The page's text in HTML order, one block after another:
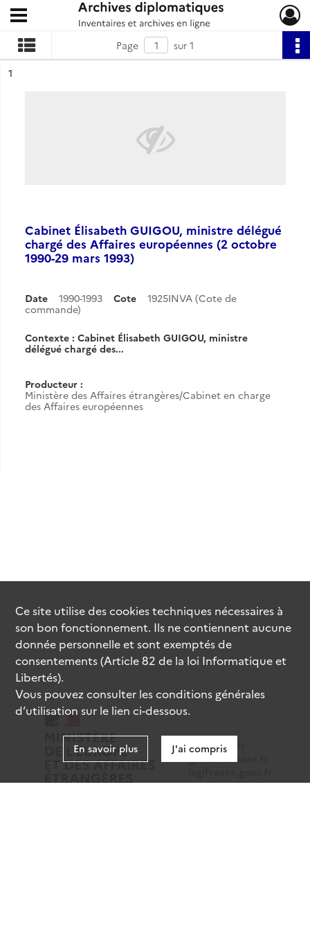
Archives diplomatiques
Ouvrir le menu déroulant
Page
sur 1
n°
1
Cabinet Élisabeth GUIGOU, ministre délégué
chargé des Affaires européennes (2 octobre
1990-29 mars 1993)
Date 1990-1993 Cote
1925INVA (Cote de
commande)
Contexte : Cabinet Élisabeth GUIGOU, ministre
délégué chargé des...
Producteur :
Ministère des Affaires étrangères/Cabinet en charge
des Affaires européennes
data.gouv.fr
gouvernement.fr
service-public.fr
Ce site utilise descookiestechniques nécessaires à
son bon fonctionnement. Ils ne contiennent aucune
donnée personnelle et sont exemptés de
consentements (Article 82 de la loi Informatique et
Libertés).
Vous pouvez consulter les conditions générales
d’utilisation sur le lien ci-dessous.
En savoir plus J'ai compris